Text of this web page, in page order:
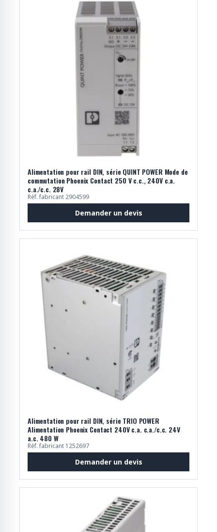
Alimentation pour rail DIN, série QUINT POWER Mode de
commutation Phoenix Contact 250 V c.c., 240V c.a.
c.a./c.c. 28V
Réf. fabricant 2904599
Demander un devis
Alimentation pour rail DIN, série TRIO POWER
Alimentation Phoenix Contact 240V c.a. c.a./c.c. 24V
a.c. 480 W
Réf. fabricant 1252697
Demander un devis